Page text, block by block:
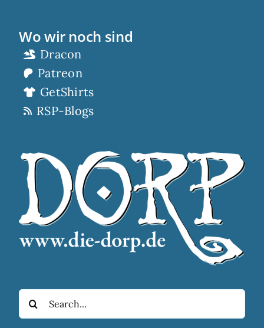
Wo wir noch sind
Dracon
Patreon
GetShirts
RSP-Blogs
nach: